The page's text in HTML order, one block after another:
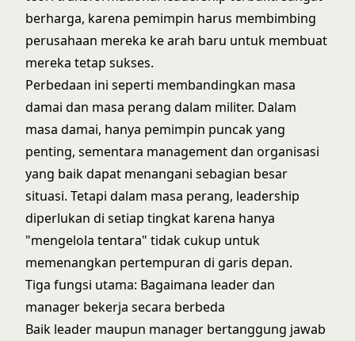
berharga, karena pemimpin harus membimbing
perusahaan mereka ke arah baru untuk membuat
mereka tetap sukses.
Perbedaan ini seperti membandingkan masa
damai dan masa perang dalam militer. Dalam
masa damai, hanya pemimpin puncak yang
penting, sementara management dan organisasi
yang baik dapat menangani sebagian besar
situasi. Tetapi dalam masa perang, leadership
diperlukan di setiap tingkat karena hanya
"mengelola tentara" tidak cukup untuk
memenangkan pertempuran di garis depan.
Tiga fungsi utama: Bagaimana leader dan
manager bekerja secara berbeda
Baik leader maupun manager bertanggung jawab